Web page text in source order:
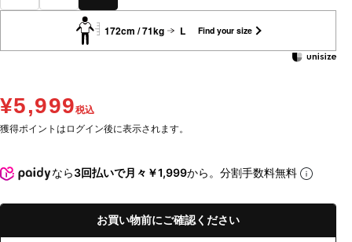
172cm / 71kg L Find your size
¥5,999税込
獲得ポイントはログイン後に表示されます。
なら3回払いで月々￥1,999から。分割手数料無料
お買い物前にご確認ください